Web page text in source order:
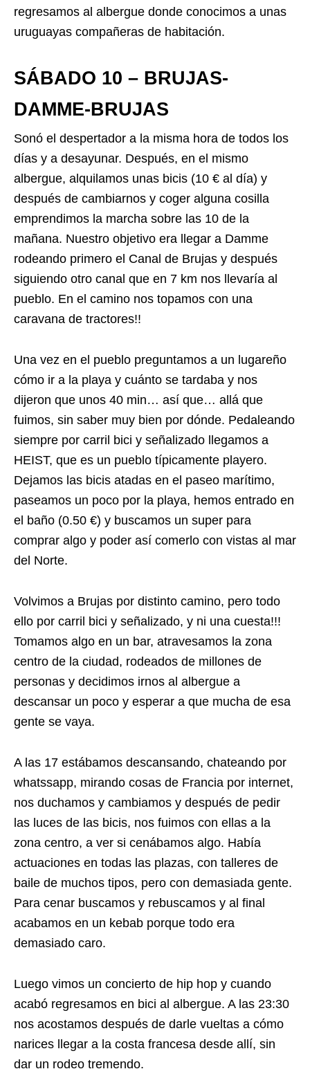
regresamos al albergue donde conocimos a unas
uruguayas compañeras de habitación.
SÁBADO 10 – BRUJAS-
DAMME-BRUJAS
Sonó el despertador a la misma hora de todos los
días y a desayunar. Después, en el mismo
albergue, alquilamos unas bicis (10 € al día) y
después de cambiarnos y coger alguna cosilla
emprendimos la marcha sobre las 10 de la
mañana. Nuestro objetivo era llegar a Damme
rodeando primero el Canal de Brujas y después
siguiendo otro canal que en 7 km nos llevaría al
pueblo. En el camino nos topamos con una
caravana de tractores!!
Una vez en el pueblo preguntamos a un lugareño
cómo ir a la playa y cuánto se tardaba y nos
dijeron que unos 40 min… así que… allá que
fuimos, sin saber muy bien por dónde. Pedaleando
siempre por carril bici y señalizado llegamos a
HEIST, que es un pueblo típicamente playero.
Dejamos las bicis atadas en el paseo marítimo,
paseamos un poco por la playa, hemos entrado en
el baño (0.50 €) y buscamos un super para
comprar algo y poder así comerlo con vistas al mar
del Norte.
Volvimos a Brujas por distinto camino, pero todo
ello por carril bici y señalizado, y ni una cuesta!!!
Tomamos algo en un bar, atravesamos la zona
centro de la ciudad, rodeados de millones de
personas y decidimos irnos al albergue a
descansar un poco y esperar a que mucha de esa
gente se vaya.
A las 17 estábamos descansando, chateando por
whatssapp, mirando cosas de Francia por internet,
nos duchamos y cambiamos y después de pedir
las luces de las bicis, nos fuimos con ellas a la
zona centro, a ver si cenábamos algo. Había
actuaciones en todas las plazas, con talleres de
baile de muchos tipos, pero con demasiada gente.
Para cenar buscamos y rebuscamos y al final
acabamos en un kebab porque todo era
demasiado caro.
Luego vimos un concierto de hip hop y cuando
acabó regresamos en bici al albergue. A las 23:30
nos acostamos después de darle vueltas a cómo
narices llegar a la costa francesa desde allí, sin
dar un rodeo tremendo.